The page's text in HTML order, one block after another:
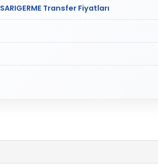
Transfer Fiyatları